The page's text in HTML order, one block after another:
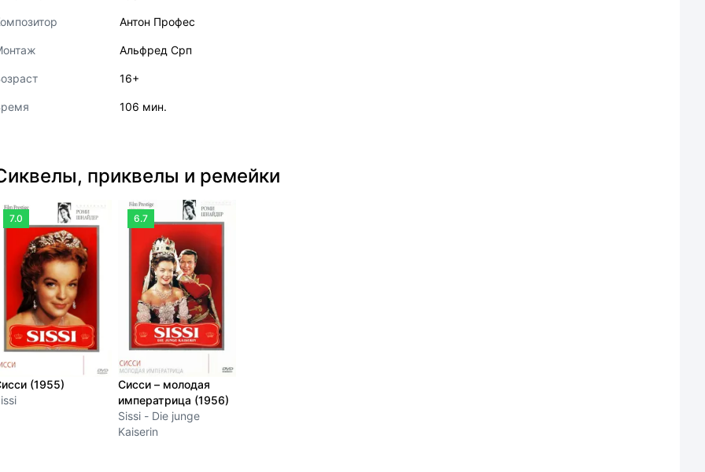
Антон Профес
Альфред Срп
16+
106 мин.
приквелы и ремейки
7.0
(1955)
6.7
Сисси – молодая
императрица (1956)
Sissi - Die junge
Kaiserin